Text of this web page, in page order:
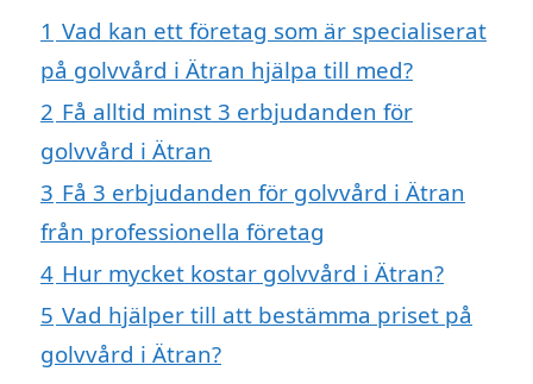
1 Vad kan ett företag som är specialiserat
på golvvård i Ätran hjälpa till med?
2 Få alltid minst 3 erbjudanden för
golvvård i Ätran
3 Få 3 erbjudanden för golvvård i Ätran
från professionella företag
4 Hur mycket kostar golvvård i Ätran?
5 Vad hjälper till att bestämma priset på
golvvård i Ätran?